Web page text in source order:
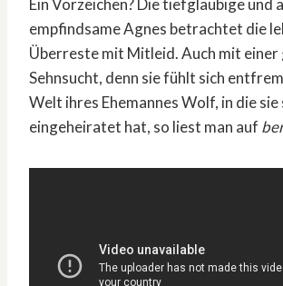
Ein Vorzeichen? Die tiefgläubige und
empfindsame Agnes betrachtet die
Überreste mit Mitleid. Auch mit einer
Sehnsucht, denn sie fühlt sich
Welt ihres Ehemannes Wolf, in die sie
eingeheiratet hat, so liest man auf